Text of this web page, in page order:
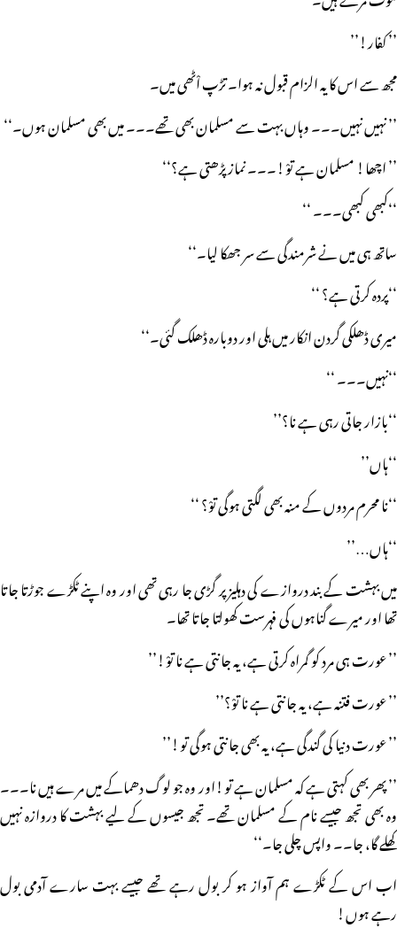
’’ کفار!’’
مجھ سے اس کا یہ الزام قبول نہ ہوا۔ تڑپ اْٹھی میں۔
’’ نہیں نہیں۔۔۔ وہاں بہت سے مسلمان بھی تھے۔۔۔ میں بھی مسلمان ہوں۔‘‘
’’ اچھا! مسلمان ہے توْ!۔۔۔ نماز پڑھتی ہے؟‘‘
‘‘کبھی کبھی۔۔۔ ‘‘
ساتھ ہی میں نے شرمندگی سے سر جھکا لیا۔‘‘
‘‘پردہ کرتی ہے؟ ‘‘
میری ڈھلکی گردن انکار میں ہلی اور دوبارہ ڈھلک گئی۔‘‘
‘‘نہیں۔۔۔ ‘‘
‘‘بازار جاتی رہی ہے نا؟’’
‘‘ہاں’’
‘‘نا محرم مردوں کے منہ بھی لگتی ہوگی توْ؟ ‘‘
‘‘ہاں…’’
میں بہشت کے بند دروازے کی دہلیز پر گڑی جا رہی تھی اور وہ اپنے ٹکڑے جوڑتا جاتا
تھا اور میرے گناہوں کی فہرست کھولتا جاتا تھا۔
’’ عورت ہی مرد کو گمراہ کرتی ہے، یہ جانتی ہے نا توْ!’’
’’ عورت فتنہ ہے، یہ جانتی ہے نا توْ؟’’
’’ عورت دنیا کی گندگی ہے، یہ بھی جانتی ہوگی تو!’’
’’ پھر بھی کہتی ہے کہ مسلمان ہے تو!اور وہ جو لوگ دھماکے میں مرے ہیں نا۔۔۔
وہ بھی تجھ جیسے نام کے مسلمان تھے۔ تجھ جیسوں کے لیے بہشت کا دروازہ نہیں
کھلے گا، جا۔۔ واپس چلی جا۔‘‘
اب اس کے ٹکڑے ہم آواز ہو کر بول رہے تھے جیسے بہت سارے آدمی بول
رہے ہوں!